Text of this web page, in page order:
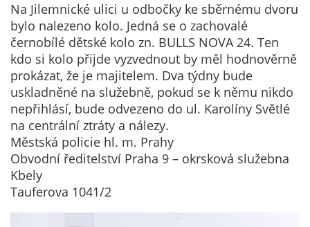
Na Jilemnické ulici u odbočky ke sběrnému dvoru
bylo nalezeno kolo. Jedná se o zachovalé
černobílé dětské kolo zn. BULLS NOVA 24. Ten
kdo si kolo přijde vyzvednout by měl hodnověrně
prokázat, že je majitelem. Dva týdny bude
uskladněné na služebně, pokud se k němu nikdo
nepřihlásí, bude odvezeno do ul. Karolíny Světlé
na centrální ztráty a nálezy.
Městská policie hl. m. Prahy
Obvodní ředitelství Praha 9 – okrsková služebna
Kbely
Tauferova 1041/2
Technické
cookies
cookies jsou